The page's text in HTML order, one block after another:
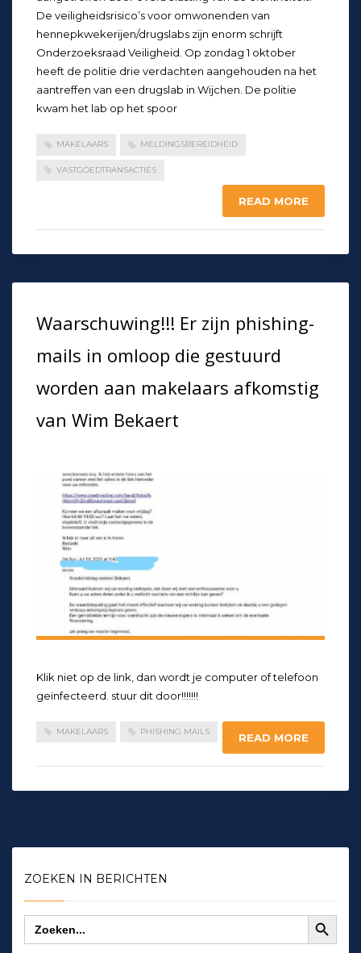
De veiligheidsrisico’s voor omwonenden van
hennepkwekerijen/drugslabs zijn enorm schrijft
Onderzoeksraad Veiligheid. Op zondag 1 oktober
heeft de politie drie verdachten aangehouden na het
aantreffen van een drugslab in Wijchen. De politie
kwam het lab op het spoor
MAKELAARS MELDINGSBEREIDHEID
VASTGOEDTRANSACTIES
READ MORE
Waarschuwing!!! Er zijn phishing-
mails in omloop die gestuurd
worden aan makelaars afkomstig
van Wim Bekaert
Klik niet op de link, dan wordt je computer of telefoon
geïnfecteerd. stuur dit door!!!!!!!
MAKELAARS PHISHING MAILS READ MORE
ZOEKEN IN BERICHTEN
Zoek
naar:
Zoekknop